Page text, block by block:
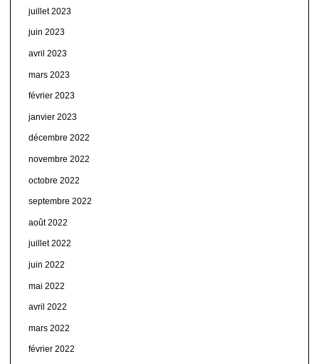
juillet 2023
juin 2023
avril 2023
mars 2023
février 2023
janvier 2023
décembre 2022
novembre 2022
octobre 2022
septembre 2022
août 2022
juillet 2022
juin 2022
mai 2022
avril 2022
mars 2022
février 2022